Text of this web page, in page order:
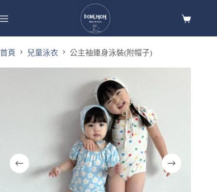
首頁 兒童泳衣 公主袖連身泳裝(附帽子)